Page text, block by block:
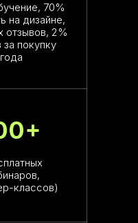
70%
на дизайне,
отзывов, 2%
покупку
классов)